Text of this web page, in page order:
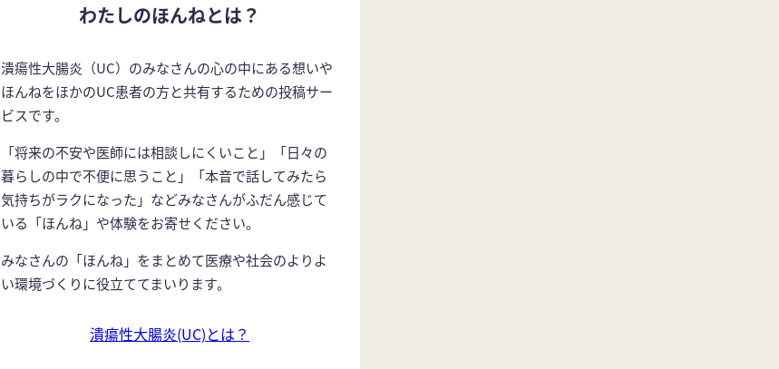
わたしのほんねとは？
潰瘍性大腸炎（UC）のみなさんの心の中にある想いや
ほんねをほかのUC患者の方と共有するための投稿サー
ビスです。
「将来の不安や医師には相談しにくいこと」「日々の
暮らしの中で不便に思うこと」「本音で話してみたら
気持ちがラクになった」などみなさんがふだん感じて
いる「ほんね」や体験をお寄せください。
みなさんの「ほんね」をまとめて医療や社会のよりよ
い環境づくりに役立ててまいります。
潰瘍性大腸炎(UC)とは？